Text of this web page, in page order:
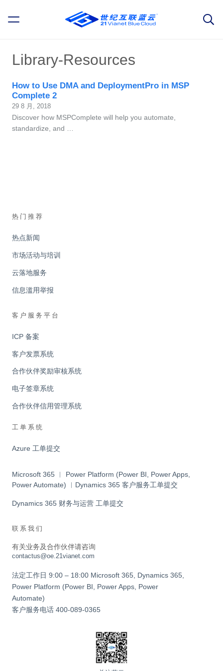
Library-Resources
How to Use DMA and DeploymentPro in MSP
Complete 2
29 8 月, 2018
Discover how MSPComplete will help you automate,
standardize, and …
热门推荐
热点新闻
市场活动与培训
云落地服务
信息滥用举报
客户服务平台
ICP 备案
客户发票系统
合作伙伴奖励审核系统
电子签章系统
合作伙伴信用管理系统
工单系统
Azure 工单提交
Microsoft 365 ︱ Power Platform (Power BI, Power Apps,
Power Automate) ︱Dynamics 365 客户服务工单提交
Dynamics 365 财务与运营 工单提交
联系我们
有关业务及合作伙伴请咨询
contactus@oe.21vianet.com
法定工作日 9:00 – 18:00 Microsoft 365, Dynamics 365,
Power Platform (Power BI, Power Apps, Power
Automate)
客户服务电话 400-089-0365